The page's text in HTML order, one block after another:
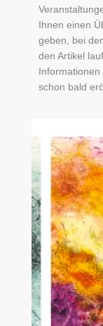
Ihnen einen
geben, bei
den Artikel
Informationen
schon bald